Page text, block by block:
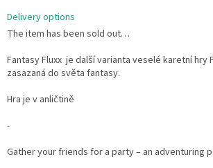
Delivery options
The item has been sold out…
Fantasy Fluxx je další varianta veselé karetní hry
zasazaná do světa fantasy.
Hra je v anličtině
-
Gather your friends for a party – an adventuring